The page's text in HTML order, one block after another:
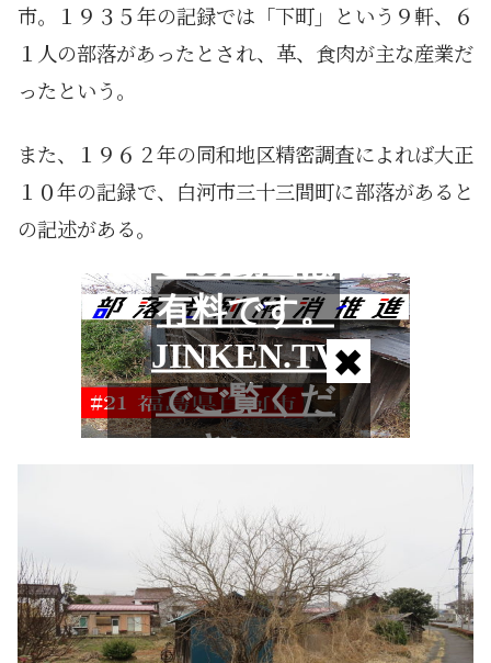
市。１９３５年の記録では「下町」という９軒、６
１人の部落があったとされ、革、食肉が主な産業だ
ったという。
また、１９６２年の同和地区精密調査によれば大正
１０年の記録で、白河市三十三間町に部落があると
の記述がある。